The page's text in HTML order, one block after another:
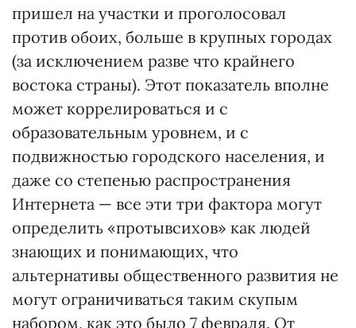
пришел на участки и проголосовал
против обоих, больше в крупных городах
(за исключением разве что крайнего
востока страны). Этот показатель вполне
может коррелироваться и с
образовательным уровнем, и с
подвижностью городского населения, и
даже со степенью распространения
Интернета — все эти три фактора могут
определить «протывсихов» как людей
знающих и понимающих, что
альтернативы общественного развития не
могут ограничиваться таким скупым
набором, как это было 7 февраля. От